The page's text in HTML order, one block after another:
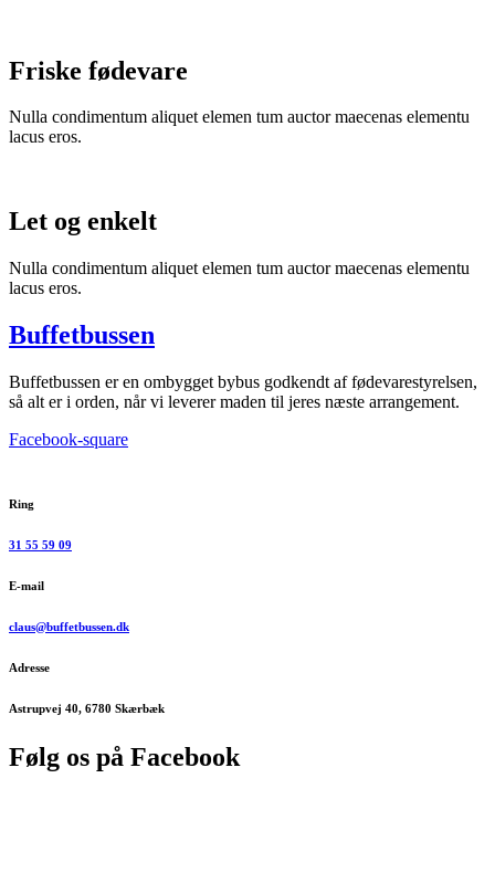
Friske fødevare
Nulla condimentum aliquet elemen tum auctor maecenas elementu
lacus eros.
Let og enkelt
Nulla condimentum aliquet elemen tum auctor maecenas elementu
lacus eros.
Buffetbussen
Buffetbussen er en ombygget bybus godkendt af fødevarestyrelsen,
så alt er i orden, når vi leverer maden til jeres næste arrangement.
Facebook-square
Ring
31 55 59 09
E-mail
claus@buffetbussen.dk
Adresse
Astrupvej 40, 6780 Skærbæk
Følg os på Facebook